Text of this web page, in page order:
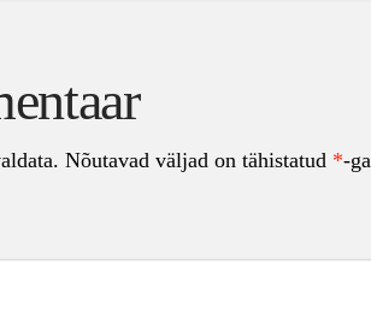
Nõutavad väljad on tähistatud *-ga